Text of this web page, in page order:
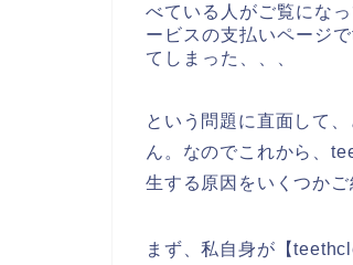
べている人がご覧にな
ービスの支払いページ
てしまった、、、
という問題に直面して
ん。なのでこれから、
生する原因をいくつかご
まず、私自身が【